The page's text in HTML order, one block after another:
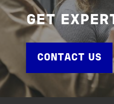
GET
CONTACT US